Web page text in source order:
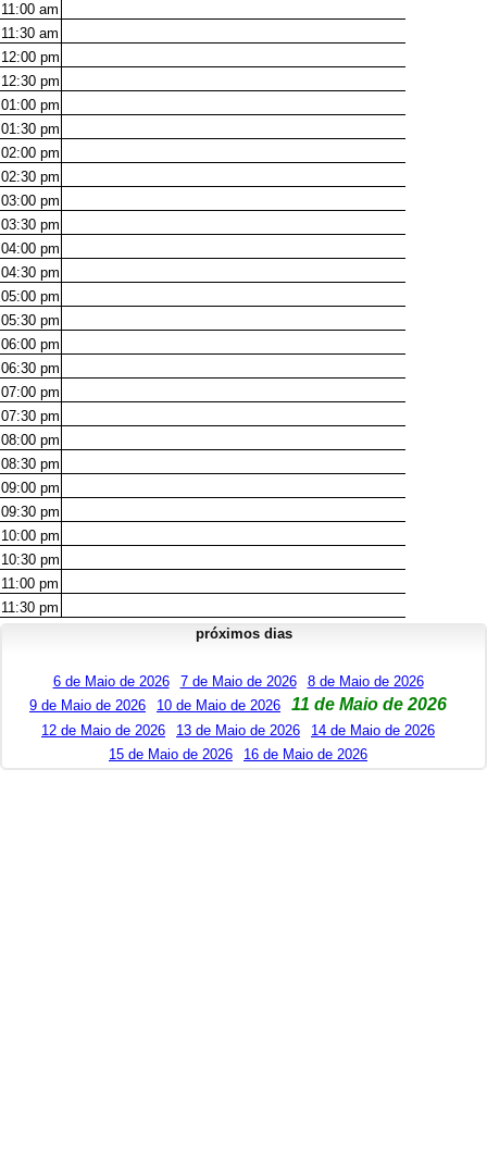
11:00 am
11:30 am
12:00 pm
12:30 pm
01:00 pm
01:30 pm
02:00 pm
02:30 pm
03:00 pm
03:30 pm
04:00 pm
04:30 pm
05:00 pm
05:30 pm
06:00 pm
06:30 pm
07:00 pm
07:30 pm
08:00 pm
08:30 pm
09:00 pm
09:30 pm
10:00 pm
10:30 pm
11:00 pm
11:30 pm
próximos dias
6 de Maio de 2026 7 de Maio de 2026
8 de Maio de 2026
9 de Maio de 2026
10 de Maio de 2026 11 de Maio de 2026
12 de Maio de 2026 13 de Maio de 2026
14 de Maio de 2026
15 de Maio de 2026
16 de Maio de 2026